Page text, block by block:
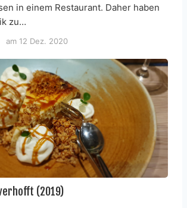
in einem Restaurant. Daher haben
zu…
am 12 Dez. 2020
(2019)